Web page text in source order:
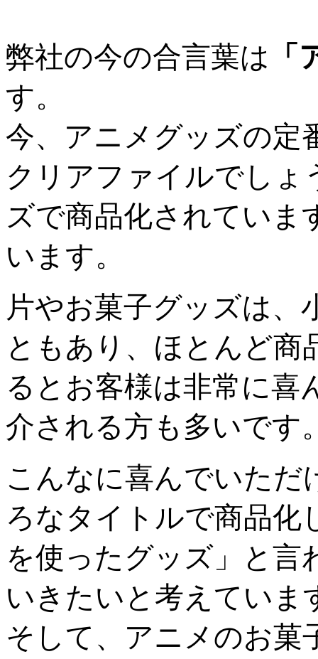
弊社の今の合言葉は
す。
今、アニメグッズの定
クリアファイルでしょ
ズで商品化されてい
います。
片やお菓子グッズは、
ともあり、ほとんど商
るとお客様は非常に喜
介される方も多いです
こんなに喜んでいただ
ろなタイトルで商品化
を使ったグッズ」と言
いきたいと考えていま
そして、アニメのお菓